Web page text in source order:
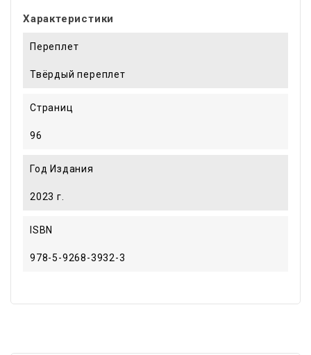
Характеристики
Переплет
Твёрдый переплет
Страниц
96
Год Издания
2023 г.
ISBN
978-5-9268-3932-3